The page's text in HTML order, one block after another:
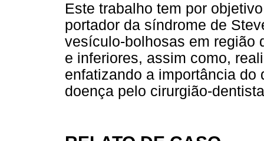
Este trabalho tem por
portador da síndrome de
vesículo-bolhosas em região
e inferiores, assim como,
enfatizando a importância do
doença pelo cirurgião-